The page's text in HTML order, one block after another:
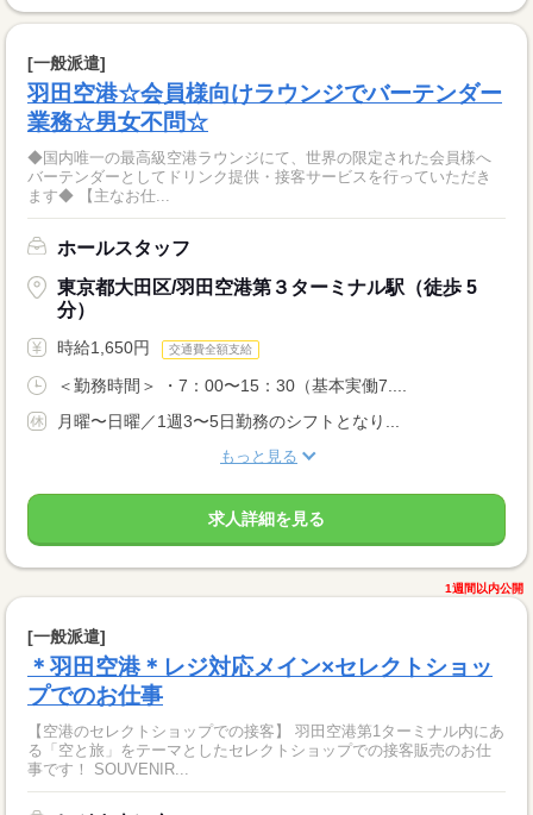
[一般派遣]
羽田空港☆会員様向けラウンジでバーテンダー
業務☆男女不問☆
◆国内唯一の最高級空港ラウンジにて、世界の限定された会員様へ
バーテンダーとしてドリンク提供・接客サービスを行っていただき
ます◆ 【主なお仕...
ホールスタッフ
東京都大田区/羽田空港第３ターミナル駅（徒歩 5
分）
時給1,650円 交通費全額支給
＜勤務時間＞ ・7：00〜15：30（基本実働7....
月曜〜日曜／1週3〜5日勤務のシフトとなり...
もっと見る
求人詳細を見る
1週間以内公開
[一般派遣]
＊羽田空港＊レジ対応メイン×セレクトショッ
プでのお仕事
【空港のセレクトショップでの接客】 羽田空港第1ターミナル内にあ
る「空と旅」をテーマとしたセレクトショップでの接客販売のお仕
事です！ SOUVENIR...